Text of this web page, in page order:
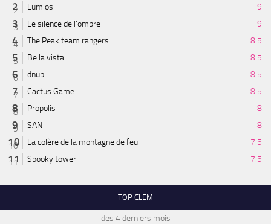
Lumios
9
Le silence de l'ombre
9
The Peak team rangers
8.5
Bella vista
8.5
dnup
8.5
Cactus Game
8.5
Propolis
8
SAN
8
La colère de la montagne de feu
7.5
Spooky tower
7.5
TOP CLEM
des 4 derniers mois